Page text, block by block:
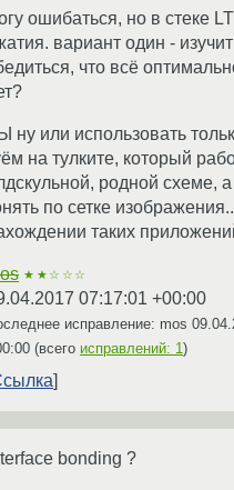
ошибаться, но в стеке
вариант один -
что всё
ну или использовать
на тулките, который
родной схеме, а
по сетке
таких
★★☆☆☆
07:17:01 +00:00
исправление: mos
(всего исправлений: 1)
bonding ?